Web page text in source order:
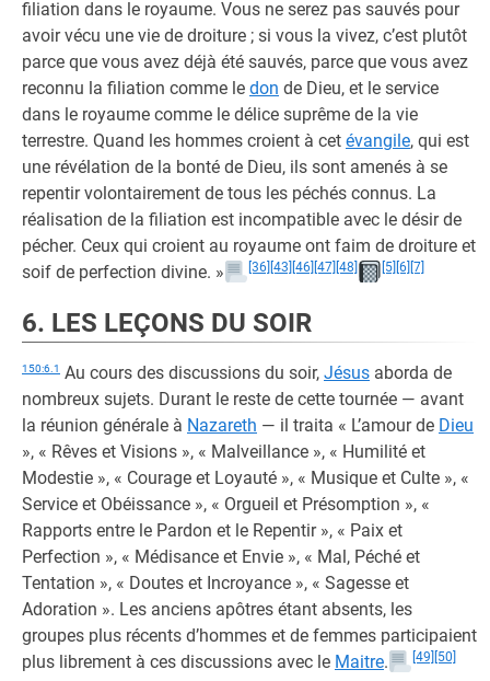
filiation dans le royaume. Vous ne serez pas sauvés pour
avoir vécu une vie de droiture ; si vous la vivez, c’est plutôt
parce que vous avez déjà été sauvés, parce que vous avez
reconnu la filiation comme le don de Dieu, et le service
dans le royaume comme le délice suprême de la vie
terrestre. Quand les hommes croient à cet évangile, qui est
une révélation de la bonté de Dieu, ils sont amenés à se
repentir volontairement de tous les péchés connus. La
réalisation de la filiation est incompatible avec le désir de
pécher. Ceux qui croient au royaume ont faim de droiture et
soif de perfection divine. »
[36] [43] [46] [47] [48] [5] [6] [7]
6. LES LEÇONS DU SOIR
150:6.1 Au cours des discussions du soir, Jésus aborda de
nombreux sujets. Durant le reste de cette tournée — avant
la réunion générale à Nazareth — il traita « L’amour de Dieu
», « Rêves et Visions », « Malveillance », « Humilité et
Modestie », « Courage et Loyauté », « Musique et Culte », «
Service et Obéissance », « Orgueil et Présomption », «
Rapports entre le Pardon et le Repentir », « Paix et
Perfection », « Médisance et Envie », « Mal, Péché et
Tentation », « Doutes et Incroyance », « Sagesse et
Adoration ». Les anciens apôtres étant absents, les
groupes plus récents d’hommes et de femmes participaient
plus librement à ces discussions avec le Maitre. [49] [50]